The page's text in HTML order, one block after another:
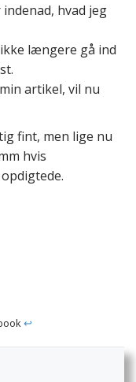
hvad jeg
længere gå ind
artikel, vil nu
fint, men lige nu
hvis
↩︎